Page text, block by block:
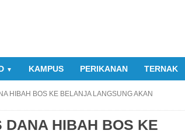
▼ KAMPUS PERIKANAN TERNAK
HIBAH BOS KE BELANJA LANGSUNG AKAN
DANA HIBAH BOS KE